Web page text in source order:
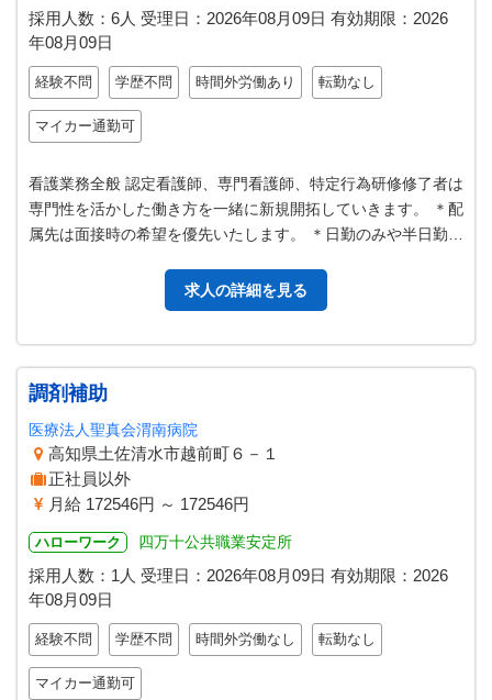
採用人数：6人 受理日： 2026年08月09日 有効期限： 2026
年08月09日
経験不問 学歴不問 時間外労働あり 転勤なし
マイカー通勤可
看護業務全般 認定看護師、専門看護師、特定行為研修修了者は
専門性を活かした働き方を一緒に新規開拓していきます。 ＊配
属先は面接時の希望を優先いたします。 ＊日勤のみや半日勤務
求人の詳細を見る
調剤補助
医療法人聖真会渭南病院
高知県土佐清水市越前町６－１
正社員以外
月給 172546円 ～ 172546円
ハローワーク 四万十公共職業安定所
採用人数：1人 受理日： 2026年08月09日 有効期限： 2026
年08月09日
経験不問 学歴不問 時間外労働なし 転勤なし
マイカー通勤可